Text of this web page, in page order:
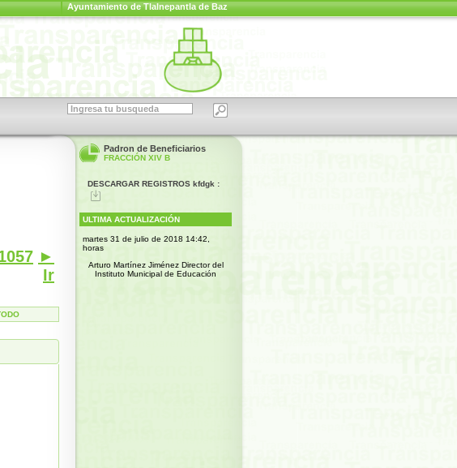
Ayuntamiento de Tlalnepantla de Baz
►
Ir
Padron de Beneficiarios
FRACCIÓN XIV B
DESCARGAR REGISTROS kfdgk :
ULTIMA ACTUALIZACIÓN
martes 31 de julio de 2018 14:42,
horas
Arturo Martínez Jiménez Director del
Instituto Municipal de Educación